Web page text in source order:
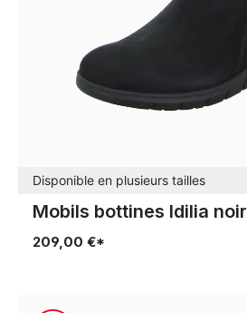
Disponible en plusieurs tailles
Mobils bottines Idilia noir
209,00 €*